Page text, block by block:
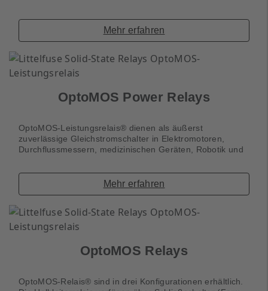
Mehr erfahren
OptoMOS Power Relays
OptoMOS-Leistungsrelais® dienen als äußerst
zuverlässige Gleichstromschalter in Elektromotoren,
Durchflussmessern, medizinischen Geräten, Robotik und
Mehr erfahren
OptoMOS Relays
OptoMOS-Relais® sind in drei Konfigurationen erhältlich.